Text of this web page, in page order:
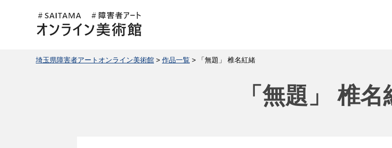
埼玉県障害者アートオンライン美
術館
埼玉県障害者アートオンライン美術館 > 作品一覧 > 「無題」 椎名紅緒
「無題」 椎名